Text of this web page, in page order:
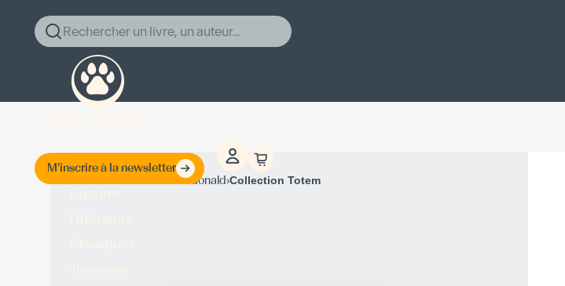
Rechercher un livre, un auteur...
M'inscrire à la newsletter
Ross Macdonald›Collection Totem